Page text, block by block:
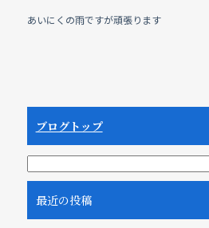
あいにくの雨ですが頑張ります
ブログトップ
最近の投稿